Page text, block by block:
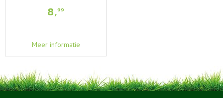
8,99
Meer informatie